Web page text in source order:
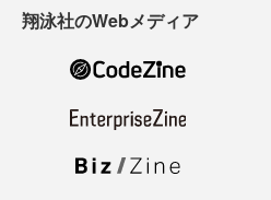
翔泳社のWebメディア